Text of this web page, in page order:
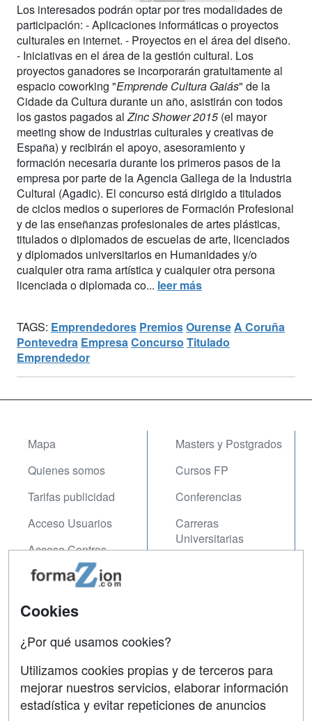
Los interesados podrán optar por tres modalidades de
participación: - Aplicaciones informáticas o proyectos
culturales en internet. - Proyectos en el área del diseño.
- Iniciativas en el área de la gestión cultural. Los
proyectos ganadores se incorporarán gratuitamente al
espacio coworking "Emprende Cultura Gaiás" de la
Cidade da Cultura durante un año, asistirán con todos
los gastos pagados al Zinc Shower 2015(el mayor
meeting show de industrias culturales y creativas de
España) y recibirán el apoyo, asesoramiento y
formación necesaria durante los primeros pasos de la
empresa por parte de la Agencia Gallega de la Industria
Cultural (Agadic). El concurso está dirigido a titulados
de ciclos medios o superiores de Formación Profesional
y de las enseñanzas profesionales de artes plásticas,
titulados o diplomados de escuelas de arte, licenciados
y diplomados universitarios en Humanidades y/o
cualquier otra rama artística y cualquier otra persona
licenciada o diplomada co... leer más
TAGS: Emprendedores PremiosOurense A Coruña
Pontevedra Empresa Concurso Titulado
Emprendedor
Mapa
Quienes somos
Tarifas publicidad
Acceso Usuarios
Acceso Centros
Masters y Postgrados
Cursos FP
Conferencias
Carreras
Universitarias
Contactar
Copyleft
Cookies
¿Por qué usamos cookies?
Utilizamos cookies propias y de terceros para
mejorar nuestros servicios, elaborar información
estadística y evitar repeticiones de anuncios